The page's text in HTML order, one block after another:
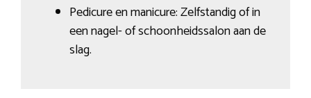
Pedicure en manicure: Zelfstandig of in
een nagel- of schoonheidssalon aan de
slag.